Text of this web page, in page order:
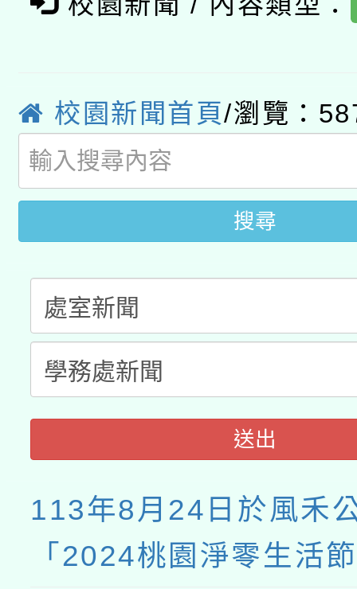
「數位內容與教學軟
薪期間赴陸應申請許可
業技術研究院辦理「
用水績優單位及節水達
115年8月22日(星期六
桃園市孔廟祈福系列
開 智慧啟航」
2026年桃園地景藝術
校園新聞首頁/瀏覽：
搜尋
送出
113年8月24日於風禾
「2024桃園淨零生活